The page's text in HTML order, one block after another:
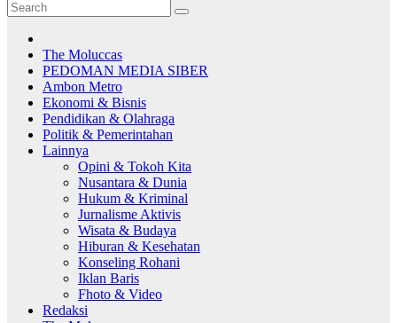
The Moluccas
PEDOMAN MEDIA SIBER
Ambon Metro
Ekonomi & Bisnis
Pendidikan & Olahraga
Politik & Pemerintahan
Lainnya
Opini & Tokoh Kita
Nusantara & Dunia
Hukum & Kriminal
Jurnalisme Aktivis
Wisata & Budaya
Hiburan & Kesehatan
Konseling Rohani
Iklan Baris
Fhoto & Video
Redaksi